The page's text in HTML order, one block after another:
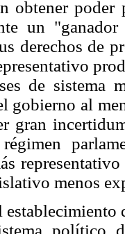
obtener
un
derechos de
de sistema
gobierno al
gran
menos